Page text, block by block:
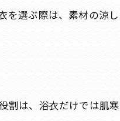
を選ぶ際は、素材の涼
は、浴衣だけでは肌